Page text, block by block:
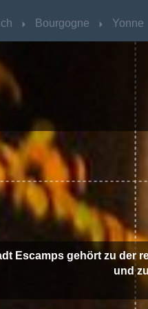
Bourgogne Yonne
Escamps gehört zu der
und
Bourgogne Yonne